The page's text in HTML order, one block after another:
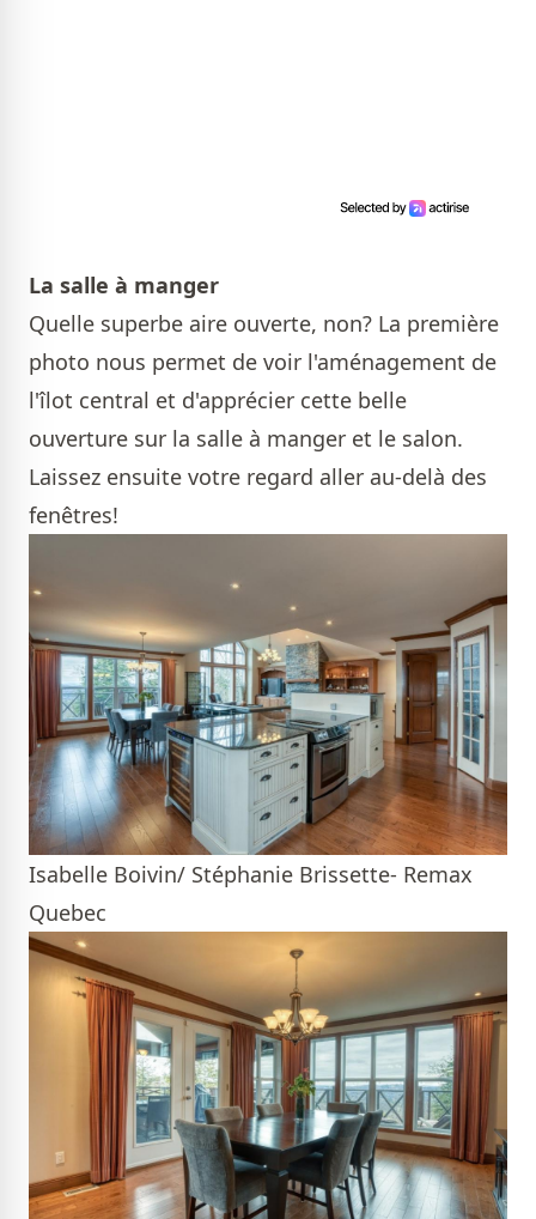
La salle à manger
Quelle superbe aire ouverte, non? La première
photo nous permet de voir l'aménagement de
l'îlot central et d'apprécier cette belle
ouverture sur la salle à manger et le salon.
Laissez ensuite votre regard aller au-delà des
fenêtres!
Isabelle Boivin/ Stéphanie Brissette- Remax
Quebec